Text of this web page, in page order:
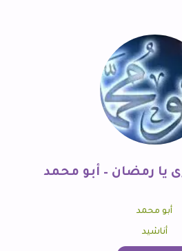
يا رمضان – أبو محمد
أبو محمد
أناشيد